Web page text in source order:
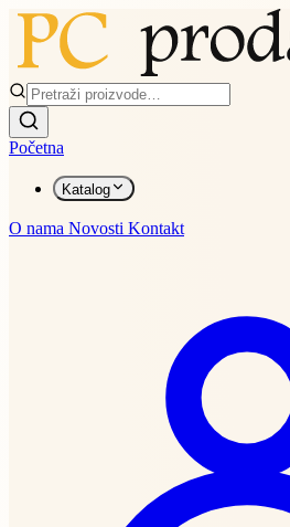
Početna
Katalog
O nama Novosti Kontakt